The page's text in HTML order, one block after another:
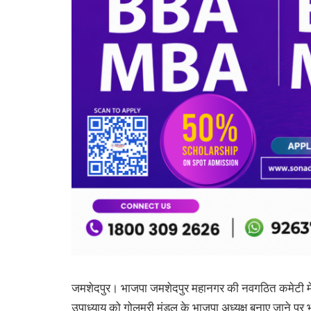
जमशेदपुर। भाजपा जमशेदपुर महानगर की नवगठित कमेटी में
उपाध्याय को गोलमुरी मंडल के भाजपा अध्यक्ष बनाए जाने पर